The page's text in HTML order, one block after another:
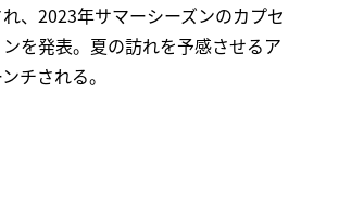
、2023年サマーシーズンのカプセ
を発表。夏の訪れを予感させるア
チされる。